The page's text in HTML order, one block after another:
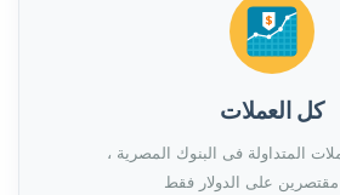
كل العملات
المتداولة فى البنوك المصرية ،
مقتصرين على الدولار فقط